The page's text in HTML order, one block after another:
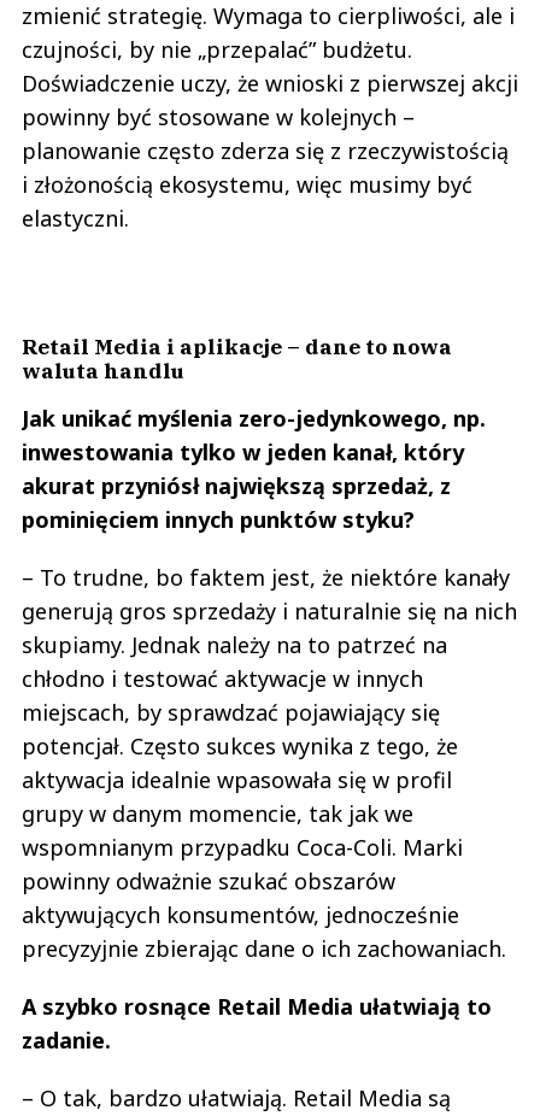
zmienić strategię. Wymaga to cierpliwości, ale i
czujności, by nie „przepalać” budżetu.
Doświadczenie uczy, że wnioski z pierwszej akcji
powinny być stosowane w kolejnych –
planowanie często zderza się z rzeczywistością
i złożonością ekosystemu, więc musimy być
elastyczni.
Retail Media i aplikacje – dane to nowa
waluta handlu
Jak unikać myślenia zero-jedynkowego, np.
inwestowania tylko w jeden kanał, który
akurat przyniósł największą sprzedaż, z
pominięciem innych punktów styku?
– To trudne, bo faktem jest, że niektóre kanały
generują gros sprzedaży i naturalnie się na nich
skupiamy. Jednak należy na to patrzeć na
chłodno i testować aktywacje w innych
miejscach, by sprawdzać pojawiający się
potencjał. Często sukces wynika z tego, że
aktywacja idealnie wpasowała się w profil
grupy w danym momencie, tak jak we
wspomnianym przypadku Coca-Coli. Marki
powinny odważnie szukać obszarów
aktywujących konsumentów, jednocześnie
precyzyjnie zbierając dane o ich zachowaniach.
A szybko rosnące Retail Media ułatwiają to
zadanie.
– O tak, bardzo ułatwiają. Retail Media są